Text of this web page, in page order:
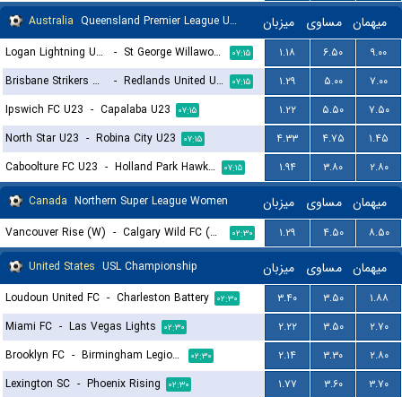
Australia Queensland Premier League U23 میزبان مساوی میهمان
Logan Lightning U23 - St George Willawong FC U23 ۰۷:۱۵ ۱.۱۸ ۶.۵۰
۹.۰۰
Brisbane Strikers U23
- Redlands United U23 ۰۷:۱۵ ۱.۲۹ ۵.۰۰
۷.۰۰
Ipswich FC U23 - Capalaba U23 ۰۷:۱۵ ۱.۲۲ ۵.۵۰
۷.۵۰
North Star U23 - Robina City U23 ۰۷:۱۵ ۴.۳۳ ۴.۷۵
۱.۴۵
Caboolture FC U23 - Holland Park Hawks U23 ۰۷:۱۵ ۱.۹۴ ۳.۸۰
۲.۸۰
Canada Northern Super League Women میزبان مساوی میهمان
Vancouver Rise (W) - Calgary Wild FC (W) ۰۲:۳۰ ۱.۲۹ ۴.۵۰
۸.۵۰
United States USL Championship میزبان مساوی میهمان
Loudoun United FC - Charleston Battery ۰۲:۳۰ ۳.۴۰ ۳.۵۰
۱.۸۸
Miami FC - Las Vegas Lights ۰۲:۳۰ ۲.۲۲ ۳.۵۰
۲.۷۰
Brooklyn FC - Birmingham Legion FC ۰۲:۳۰ ۲.۱۴ ۳.۳۰
۲.۸۰
Lexington SC - Phoenix Rising ۰۲:۳۰ ۱.۷۷ ۳.۶۰
۳.۷۰